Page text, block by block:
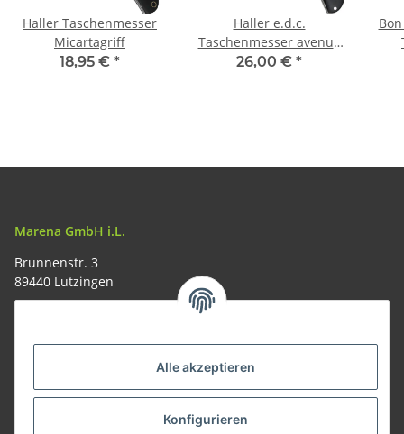
Alle akzeptieren
Konfigurieren
Haller Taschenmesser
Micartagriff
18,95 € *
Haller e.d.c.
Taschenmesser avenue
mit Nylonetui
26,00 € *
Marena GmbH i.L.
Brunnenstr. 3
89440 Lutzingen